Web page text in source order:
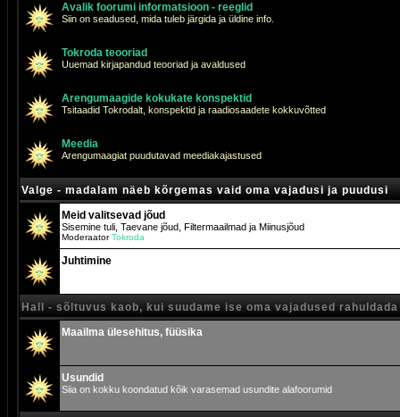
Avalik foorumi informatsioon - reeglid
Siin on seadused, mida tuleb järgida ja üldine info.
Tokroda teooriad
Uuemad kirjapandud teooriad ja avaldused
Arengumaagide kokukate konspektid
Tsitaadid Tokrodalt, konspektid ja raadiosaadete kokkuvõtted
Meedia
Arengumaagiat puudutavad meediakajastused
Valge - madalam näeb kõrgemas vaid oma vajadusi ja puudusi
Meid valitsevad jõud
Sisemine tuli, Taevane jõud, Filtermaailmad ja Miinusjõud
ModeraatorTokroda
Juhtimine
Hall - sõltuvus kaob, kui suudame ise oma vajadused rahuldada
Maailma ülesehitus, füüsika
Usundid
Siia on kokku koondatud kõik varasemad usundite alafoorumid